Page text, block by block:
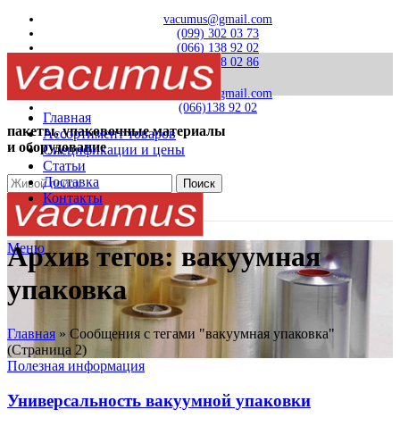
vacumus@gmail.com
(099) 302 03 73
(066) 138 92 02
(0332) 78 02 86
vacumus@gmail.com
(066)138 92 02
пакеты, упаковочные материалы
и оборудование
Поиск
Меню
Главная
Ассортимент товаров
Спецификации и цены
Статьи
Доставка
Контакты
Архив тегов: вакуумная
упаковка
Главная » Сообщения с тегами "вакуумная упаковка"
(Страница 2)
Полезная информация
Универсальность вакуумной упаковки